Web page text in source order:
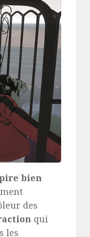
bien
des
qui
les